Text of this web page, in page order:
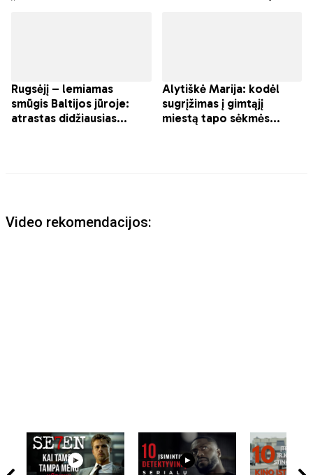
Video rekomendacijos: